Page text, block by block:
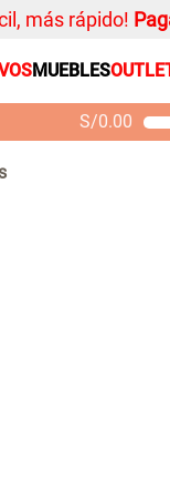
más rápido!
MUEBLES
S/0.00